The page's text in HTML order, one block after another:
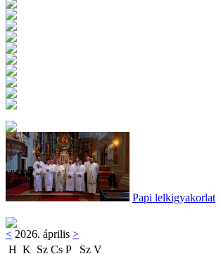
Papi lelkigyakorlat
< 2026. április >
H K Sz Cs P Sz V